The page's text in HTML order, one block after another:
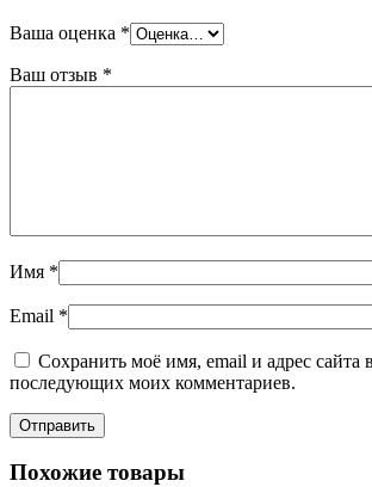
Ваша оценка *
Ваш отзыв *
Имя *
Email *
Сохранить моё имя, email и адрес сайта
последующих моих комментариев.
Похожие товары